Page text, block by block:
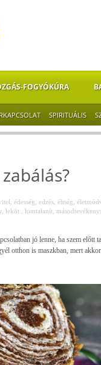
FOGYÓKÚRA
SPIRITUÁLIS
édesség edzés éhség
leköt. lomtalanít
jó lenne, ha szem előtt
otthon is maszkban, mert